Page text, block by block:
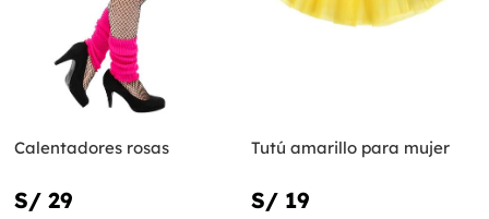
Calentadores rosas
S/ 29
Tutú amarillo para mujer
S/ 19